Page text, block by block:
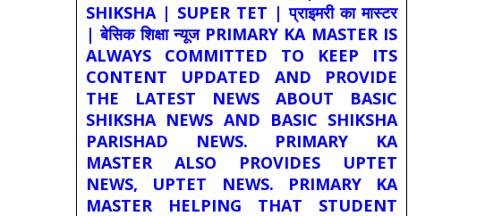
SHIKSHA | SUPER TET | प्राइमरी का मास्टर
| बेसिक शिक्षा न्यूज PRIMARY KA MASTER IS
ALWAYS COMMITTED TO KEEP ITS
CONTENT UPDATED AND PROVIDE
THE LATEST NEWS ABOUT BASIC
SHIKSHA NEWS AND BASIC SHIKSHA
PARISHAD NEWS. PRIMARY KA
MASTER ALSO PROVIDES UPTET
NEWS, UPTET NEWS. PRIMARY KA
MASTER HELPING THAT STUDENT